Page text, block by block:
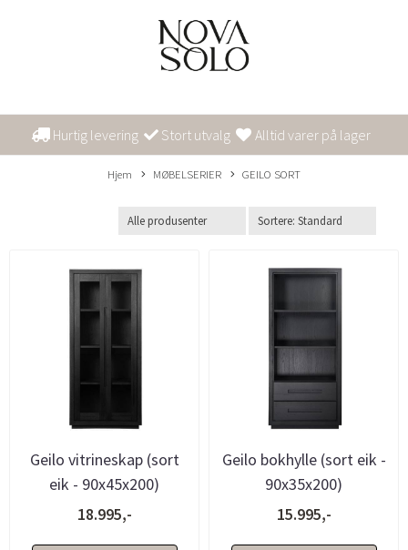
Hurtig levering Stort utvalg Alltid varer på lager
Hjem MØBELSERIER GEILO SORT
Geilo vitrineskap (sort
eik - 90x45x200)
18.995,-
Geilo bokhylle (sort eik -
90x35x200)
15.995,-